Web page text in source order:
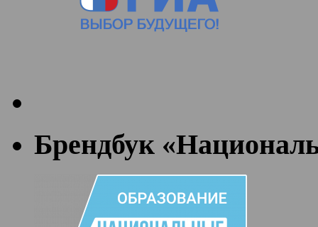
Брендбук